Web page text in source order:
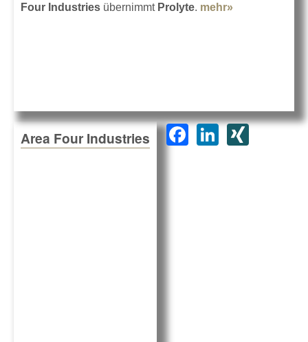
Four Industries übernimmt Prolyte. mehr»
Area Four Industries
F
Li XI